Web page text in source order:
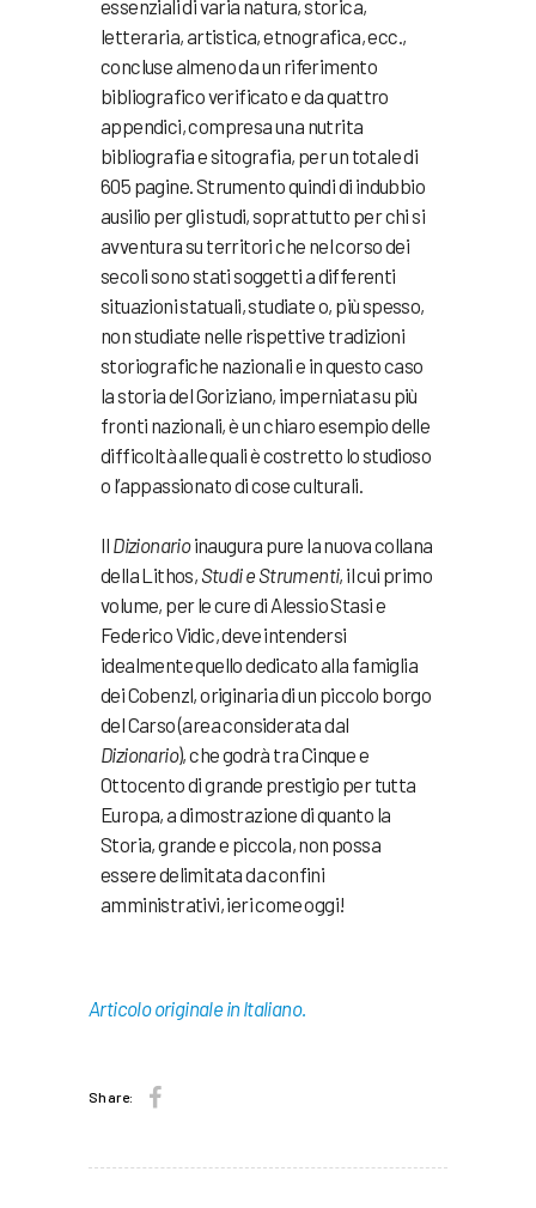
essenziali di varia natura, storica,
letteraria, artistica, etnografica, ecc.,
concluse almeno da un riferimento
bibliografico verificato e da quattro
appendici, compresa una nutrita
bibliografia e sitografia, per un totale di
605 pagine.Strumento quindi di indubbio
ausilio per gli studi, soprattutto per chi si
avventura su territori che nel corso dei
secoli sono stati soggetti a differenti
situazioni statuali, studiate o, più spesso,
non studiate nelle rispettive tradizioni
storiografiche nazionali e in questo caso
la storia del Goriziano, imperniata su più
fronti nazionali, è un chiaro esempio delle
difficoltà alle quali è costretto lo studioso
o l’appassionato di cose culturali.
Il Dizionarioinaugura pure la nuova collana
della Lithos, Studi e Strumenti, il cui primo
volume, per le cure di Alessio Stasi e
Federico Vidic, deve intendersi
idealmente quello dedicato alla famiglia
dei Cobenzl, originaria di un piccolo borgo
del Carso (area considerata dal
Dizionario), che godrà tra Cinque e
Ottocento di grande prestigio per tutta
Europa, a dimostrazione di quanto la
Storia, grande e piccola, non possa
essere delimitata da confini
amministrativi, ieri come oggi!
Articolo originale in Italiano.
Share: